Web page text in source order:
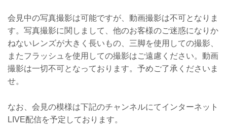
会見中の写真撮影は可能ですが、動画撮影は不可となりま
す。写真撮影に関しまして、他のお客様のご迷惑になりか
ねないレンズが大きく長いもの、三脚を使用しての撮影、
またフラッシュを使用しての撮影はご遠慮ください。動画
撮影は一切不可となっております。予めご了承くださいま
せ。
なお、会見の模様は下記のチャンネルにてインターネット
LIVE配信を予定しております。